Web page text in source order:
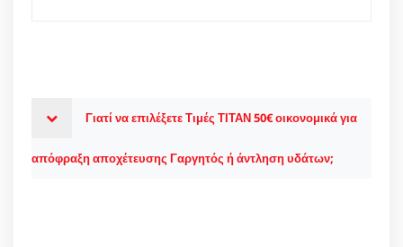
Γιατί να επιλέξετε Τιμές ΤΙΤΑΝ 50€ οικονομικά για
απόφραξη αποχέτευσης Γαργητός ή άντληση υδάτων;